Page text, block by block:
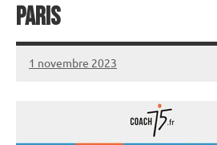
Paris
1 novembre 2023
annuairecoaching